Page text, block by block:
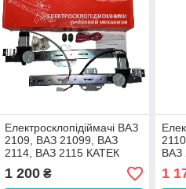
Електросклопідіймачі ВАЗ
2109, ВАЗ 21099, ВАЗ
2114, ВАЗ 2115 КАТЕК
комплект
1 200₴
ВАЗ
1